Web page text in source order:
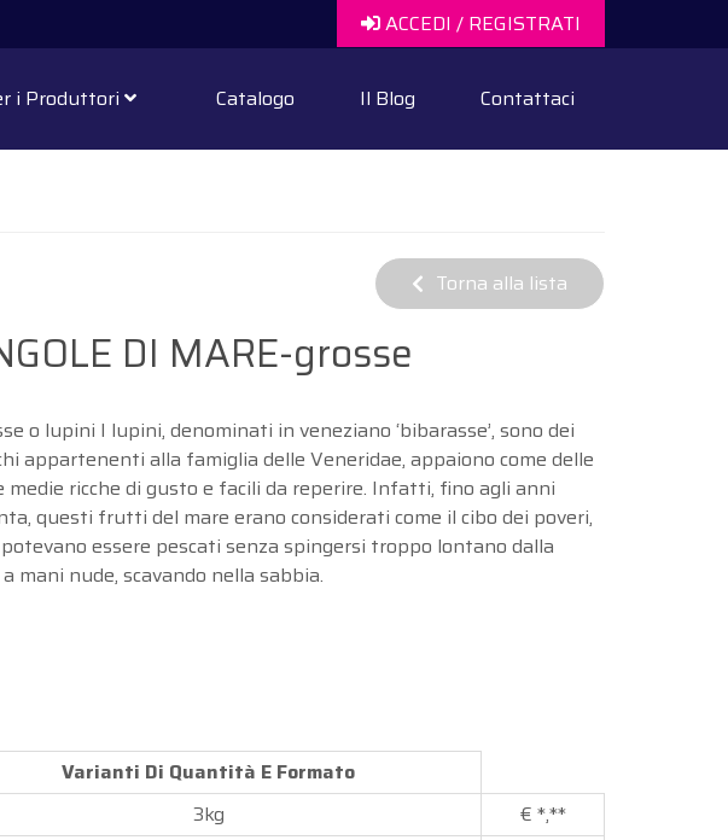
ACCEDI / REGISTRATI
i Produttori Catalogo Il Blog Contattaci
Torna alla lista
DI MARE-grosse
o lupini I lupini, denominati in veneziano ‘bibarasse’, sono dei
appartenenti alla famiglia delle Veneridae, appaiono come delle
medie ricche di gusto e facili da reperire. Infatti, fino agli anni
questi frutti del mare erano considerati come il cibo dei poveri,
essere pescati senza spingersi troppo lontano dalla
mani nude, scavando nella sabbia.
Varianti Di Quantità E Formato
3kg
€ *,**